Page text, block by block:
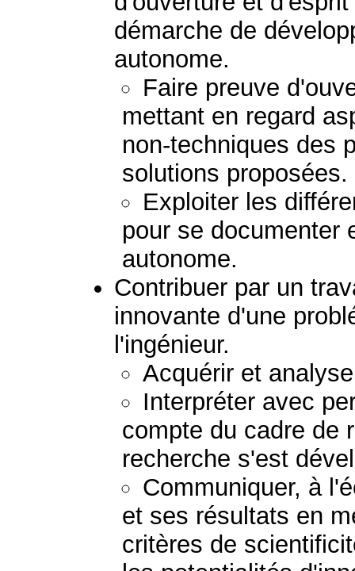
démarche de
autonome.
Faire preuve
mettant en regard
non-techniques des
solutions proposées.
Exploiter les
pour se documenter
autonome.
Contribuer par un
innovante d'une
l'ingénieur.
Acquérir et
Interpréter avec
compte du cadre de
recherche s'est
Communiquer, à
et ses résultats en
critères de